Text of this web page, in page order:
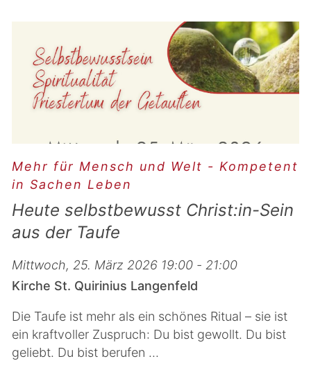
Mehr für Mensch und Welt - Kompetent
in Sachen Leben
Heute selbstbewusst Christ:in-Sein
aus der Taufe
Mittwoch, 25. März 2026 19:00 - 21:00
Kirche St. Quirinius Langenfeld
Die Taufe ist mehr als ein schönes Ritual – sie ist
ein kraftvoller Zuspruch: Du bist gewollt. Du bist
geliebt. Du bist berufen ...